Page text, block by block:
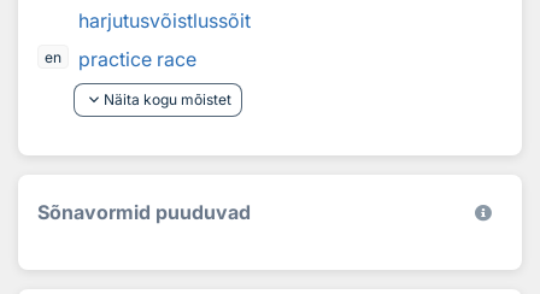
harjutusvõistlussõit
en
practice race
keyboard_arrow_down Näita kogu mõistet
Sõnavormid puuduvad